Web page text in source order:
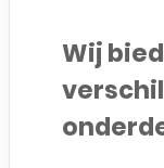
Wij